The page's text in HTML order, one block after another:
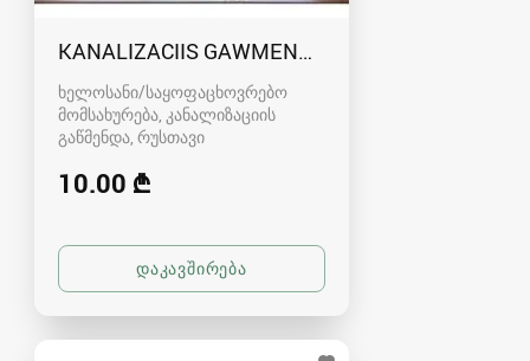
KANALIZACIIS GAWMENDA RUSTAVSHI -
ხელოსანი/საყოფაცხოვრებო
მომსახურება, კანალიზაციის
გაწმენდა რუსთავი
10.00 ₾